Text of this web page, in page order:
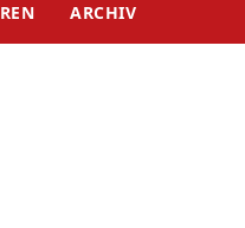
ARCHIV